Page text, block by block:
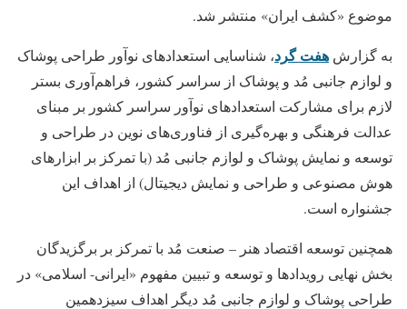
موضوع «کشف ایران» منتشر شد.
به گزارش هفت گرد، شناسایی استعدادهای نوآور طراحی پوشاک
و لوازم جانبی مُد و پوشاک از سراسر کشور، فراهم‌آوری بستر
لازم برای مشارکت استعدادهای نوآور سراسر کشور بر مبنای
عدالت فرهنگی و بهره‌گیری از فناوری‌های نوین در طراحی و
توسعه و نمایش پوشاک و لوازم جانبی مُد (با تمرکز بر ابزارهای
هوش مصنوعی و طراحی و نمایش دیجیتال) از اهداف این
جشنواره است.
همچنین توسعه اقتصاد هنر – صنعت مُد با تمرکز بر برگزیدگان
بخش نهایی رویدادها و توسعه و تبیین مفهوم «ایرانی- اسلامی» در
طراحی پوشاک و لوازم جانبی مُد دیگر اهداف سیزدهمین